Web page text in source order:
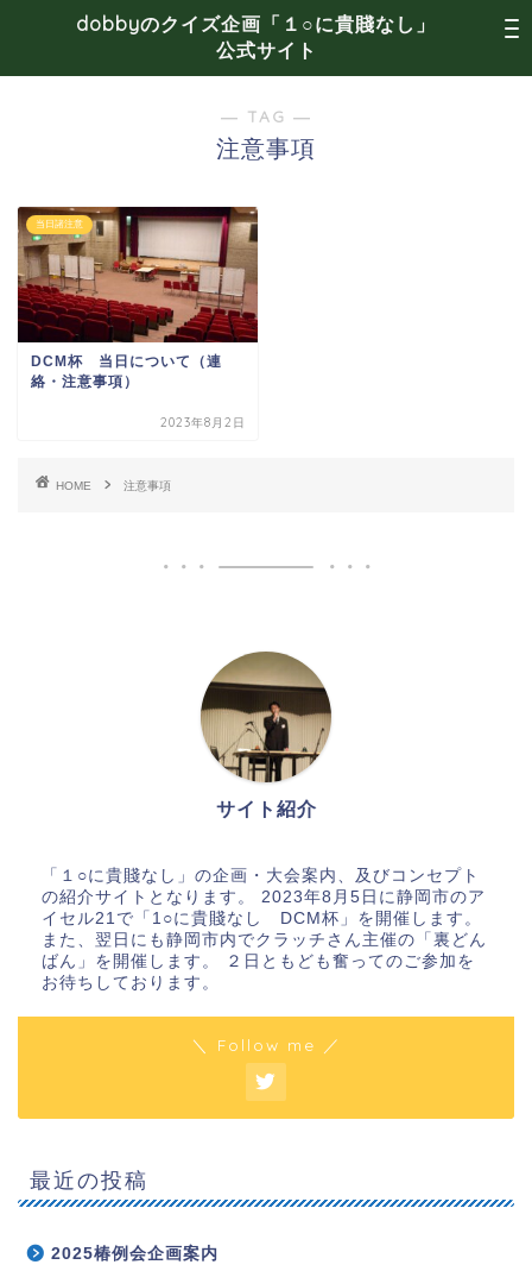
dobbyのクイズ企画「１○に貴賤なし」
公式サイト
― TAG ―
注意事項
当日諸注意
DCM杯 当日について（連
絡・注意事項）
2023年8月2日
HOME 注意事項
サイト紹介
「１○に貴賤なし」の企画・大会案内、及びコンセプト
の紹介サイトとなります。 2023年8月5日に静岡市のア
イセル21で「1○に貴賤なし DCM杯」を開催します。
また、翌日にも静岡市内でクラッチさん主催の「裏どん
ばん」を開催します。 ２日ともども奮ってのご参加を
お待ちしております。
＼ Follow me ／
最近の投稿
2025椿例会企画案内